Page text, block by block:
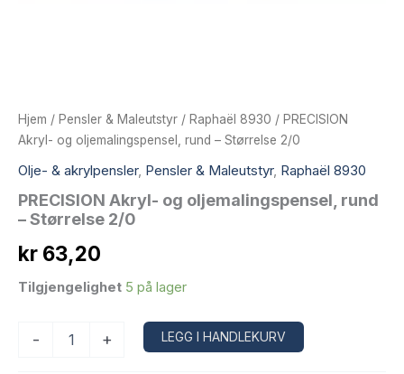
Hjem / Pensler & Maleutstyr / Raphaël 8930 / PRECISION
Akryl- og oljemalingspensel, rund – Størrelse 2/0
Olje- & akrylpensler, Pensler & Maleutstyr, Raphaël 8930
PRECISION Akryl- og oljemalingspensel, rund
– Størrelse 2/0
kr 63,20
Tilgjengelighet 5 på lager
- + LEGG I HANDLEKURV